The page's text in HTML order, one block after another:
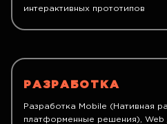
интерактивных прототипов
РАЗРАБОТКА
Разработка Mobile (Нативная
платформенные решения), Web